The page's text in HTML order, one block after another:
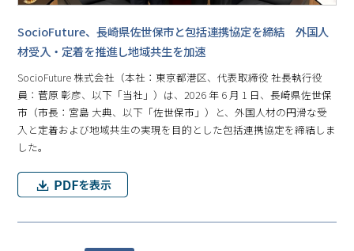
SocioFuture、長崎県佐世保市と包括連携協定を締結 外国人
材受入・定着を推進し地域共生を加速
SocioFuture 株式会社（本社：東京都港区、代表取締役 社長執行役
員：菅原 彰彦、以下「当社」）は、2026 年 6 月 1 日、長崎県佐世保
市（市長：宮島 大典、以下「佐世保市」）と、外国人材の円滑な受
入と定着および地域共生の実現を目的とした包括連携協定を締結しま
した。